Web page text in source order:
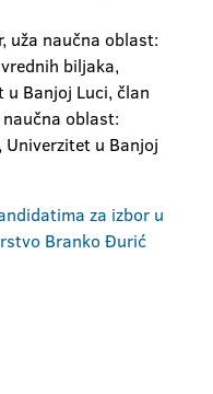
uža naučna oblast:
biljaka,
Banjoj Luci, član
oblast:
u Banjoj
za izbor u
Branko Đurić